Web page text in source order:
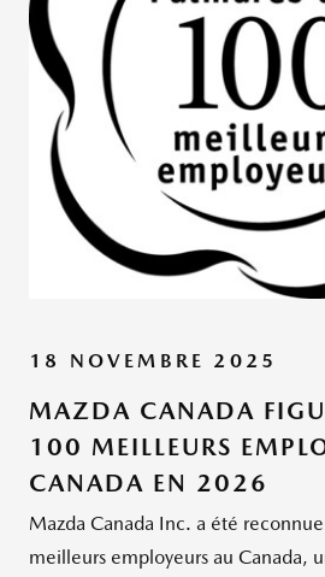
18 NOVEMBRE 2025
MAZDA CANADA
100 MEILLEURS
CANADA EN 2026
Mazda Canada Inc. a été
meilleurs employeurs au Canada,